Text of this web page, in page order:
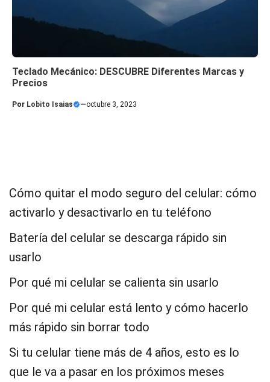
Teclado Mecánico: DESCUBRE Diferentes Marcas y
Precios
Por Lobito Isaias —octubre 3, 2023
Cómo quitar el modo seguro del celular: cómo
activarlo y desactivarlo en tu teléfono
Batería del celular se descarga rápido sin
usarlo
Por qué mi celular se calienta sin usarlo
Por qué mi celular está lento y cómo hacerlo
más rápido sin borrar todo
Si tu celular tiene más de 4 años, esto es lo
que le va a pasar en los próximos meses